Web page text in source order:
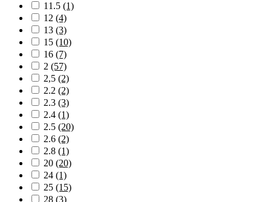
11.5 (1)
12 (4)
13 (3)
15 (10)
16 (7)
2 (57)
2,5 (2)
2.2 (2)
2.3 (3)
2.4 (1)
2.5 (20)
2.6 (2)
2.8 (1)
20 (20)
24 (1)
25 (15)
28 (3)